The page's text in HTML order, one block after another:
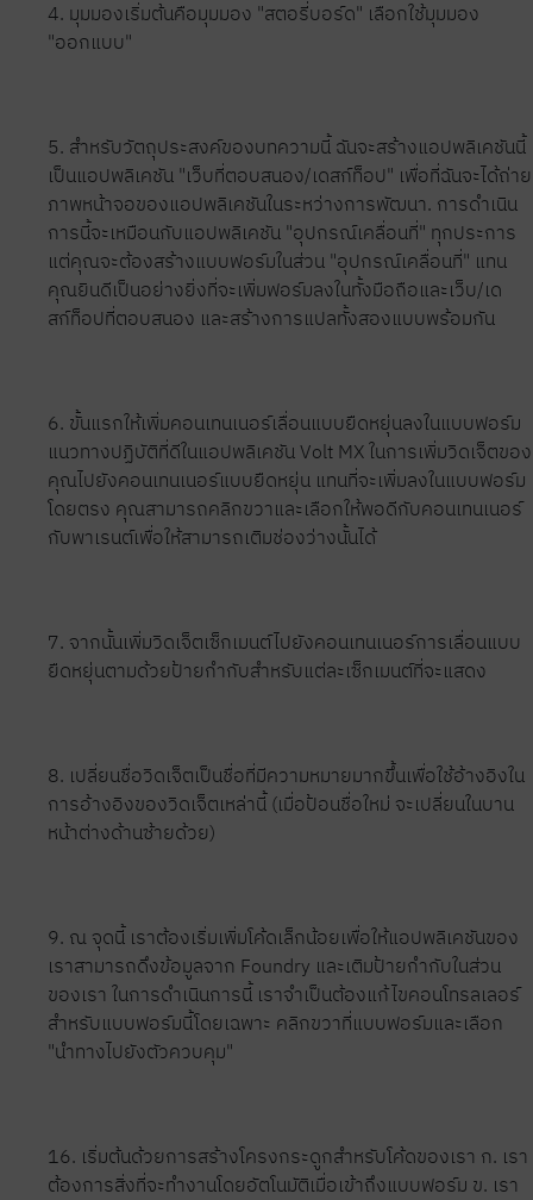
4. มุมมองเริ่มต้นคือมุมมอง "สตอรี่บอร์ด" เลือกใช้มุมมอง
"ออกแบบ"
5. สำหรับวัตถุประสงค์ของบทความนี้ ฉันจะสร้างแอปพลิเคชันนี้
เป็นแอปพลิเคชัน "เว็บที่ตอบสนอง/เดสก์ท็อป" เพื่อที่ฉันจะได้ถ่าย
ภาพหน้าจอของแอปพลิเคชันในระหว่างการพัฒนา. การดำเนิน
การนี้จะเหมือนกับแอปพลิเคชัน "อุปกรณ์เคลื่อนที่" ทุกประการ
แต่คุณจะต้องสร้างแบบฟอร์มในส่วน "อุปกรณ์เคลื่อนที่" แทน
คุณยินดีเป็นอย่างยิ่งที่จะเพิ่มฟอร์มลงในทั้งมือถือและเว็บ/เด
สก์ท็อปที่ตอบสนอง และสร้างการแปลทั้งสองแบบพร้อมกัน
6. ขั้นแรกให้เพิ่มคอนเทนเนอร์เลื่อนแบบยืดหยุ่นลงในแบบฟอร์ม
แนวทางปฏิบัติที่ดีในแอปพลิเคชัน Volt MX ในการเพิ่มวิดเจ็ตของ
คุณไปยังคอนเทนเนอร์แบบยืดหยุ่น แทนที่จะเพิ่มลงในแบบฟอร์ม
โดยตรง คุณสามารถคลิกขวาและเลือกให้พอดีกับคอนเทนเนอร์
กับพาเรนต์เพื่อให้สามารถเติมช่องว่างนั้นได้
7. จากนั้นเพิ่มวิดเจ็ตเซ็กเมนต์ไปยังคอนเทนเนอร์การเลื่อนแบบ
ยืดหยุ่นตามด้วยป้ายกำกับสำหรับแต่ละเซ็กเมนต์ที่จะแสดง
8. เปลี่ยนชื่อวิดเจ็ตเป็นชื่อที่มีความหมายมากขึ้นเพื่อใช้อ้างอิงใน
การอ้างอิงของวิดเจ็ตเหล่านี้ (เมื่อป้อนชื่อใหม่ จะเปลี่ยนในบาน
หน้าต่างด้านซ้ายด้วย)
9. ณ จุดนี้ เราต้องเริ่มเพิ่มโค้ดเล็กน้อยเพื่อให้แอปพลิเคชันของ
เราสามารถดึงข้อมูลจาก Foundry และเติมป้ายกำกับในส่วน
ของเรา ในการดำเนินการนี้ เราจำเป็นต้องแก้ไขคอนโทรลเลอร์
สำหรับแบบฟอร์มนี้โดยเฉพาะ คลิกขวาที่แบบฟอร์มและเลือก
"นำทางไปยังตัวควบคุม"
16. เริ่มต้นด้วยการสร้างโครงกระดูกสำหรับโค้ดของเรา ก. เรา
ต้องการสิ่งที่จะทำงานโดยอัตโนมัติเมื่อเข้าถึงแบบฟอร์ม ข. เรา